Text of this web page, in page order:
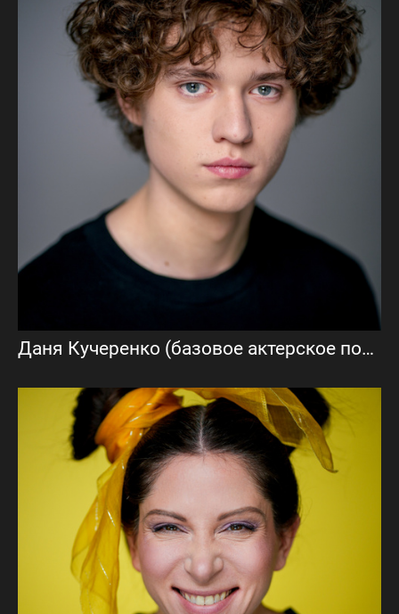
Даня Кучеренко (базовое актерское портфолио)